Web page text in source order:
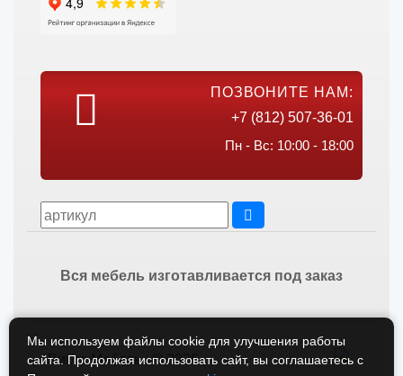
ПОЗВОНИТЕ НАМ:
+7 (812) 507-36-01
Пн - Вс: 10:00 - 18:00
Вся мебель изготавливается под заказ
Викос Мебель © 2026
Мы используем файлы cookie для улучшения работы
сайта. Продолжая использовать сайт, вы соглашаетесь с